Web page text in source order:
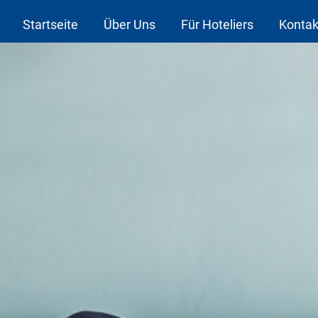
Startseite Über Uns Für Hoteliers